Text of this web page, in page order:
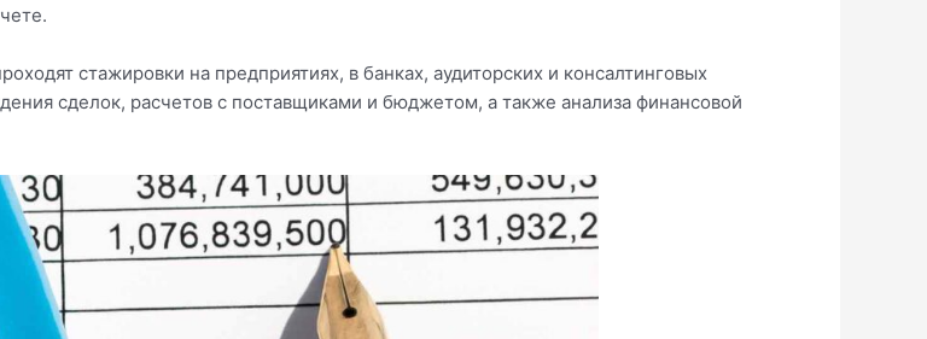
стажировки на предприятиях, в банках, аудиторских и консалтинговых
сделок, расчетов с поставщиками и бюджетом, а также анализа финансовой